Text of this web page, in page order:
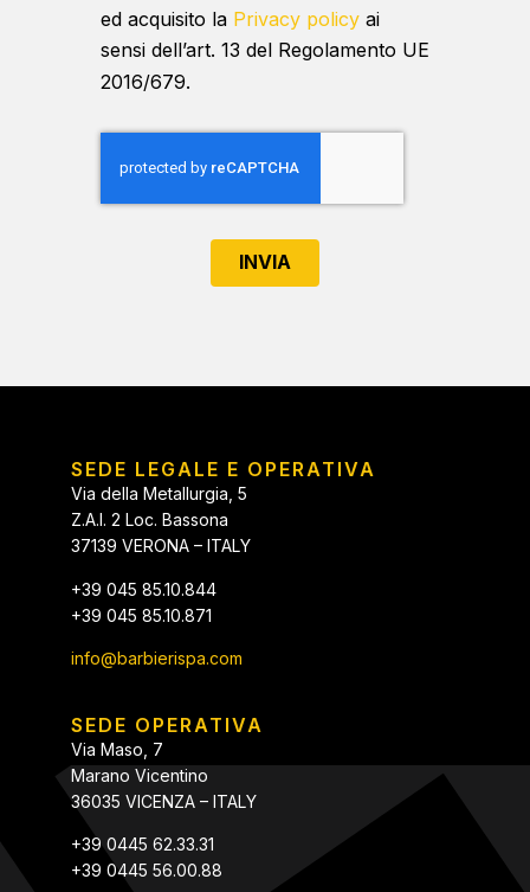
ed acquisito la Privacy policyai
sensi dell’art. 13 del Regolamento UE
2016/679.
INVIA
SEDE LEGALE E OPERATIVA
Via della Metallurgia, 5
Z.A.I. 2 Loc. Bassona
37139 VERONA – ITALY
+39 045 85.10.844
+39 045 85.10.871
info@barbierispa.com
SEDE OPERATIVA
Via Maso, 7
Marano Vicentino
36035 VICENZA – ITALY
+39 0445 62.33.31
+39 0445 56.00.88